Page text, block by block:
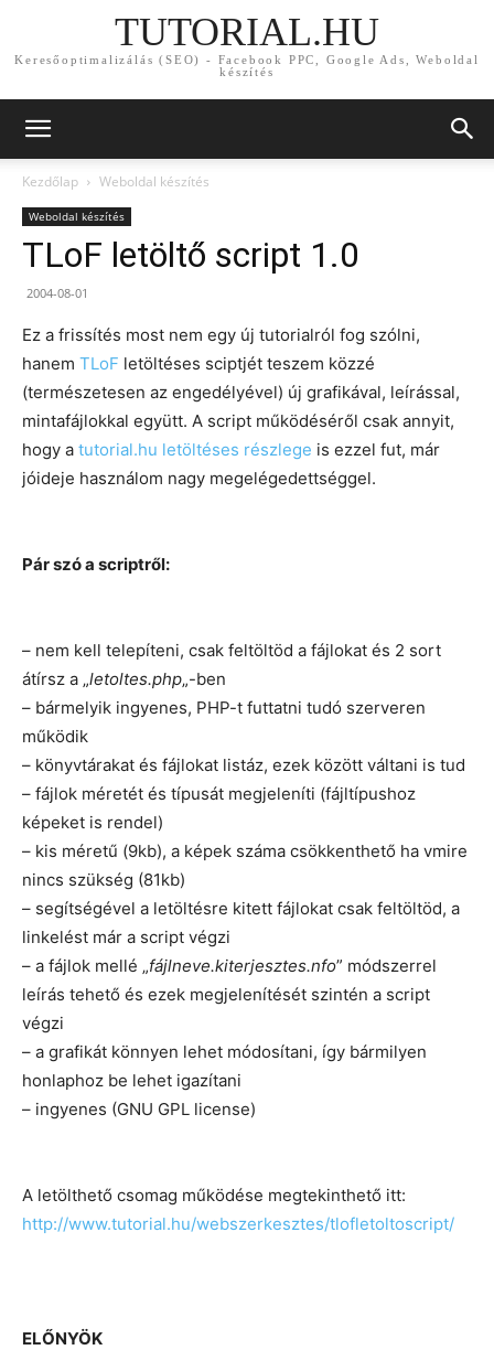
TUTORIAL.HU
Keresőoptimalizálás (SEO) - Facebook PPC, Google Ads, Weboldal
készítés
Kezdőlap Weboldal készítés
Weboldal készítés
TLoF letöltő script 1.0
2004-08-01
Ez a frissítés most nem egy új tutorialról fog szólni,
hanem TLoF letöltéses sciptjét teszem közzé
(természetesen az engedélyével) új grafikával, leírással,
mintafájlokkal együtt. A script működéséről csak annyit,
hogy a tutorial.hu letöltéses részlege is ezzel fut, már
jóideje használom nagy megelégedettséggel.
Pár szó a scriptről:
– nem kell telepíteni, csak feltöltöd a fájlokat és 2 sort
átírsz a „letoltes.php„-ben
– bármelyik ingyenes, PHP-t futtatni tudó szerveren
működik
– könyvtárakat és fájlokat listáz, ezek között váltani is tud
– fájlok méretét és típusát megjeleníti (fájltípushoz
képeket is rendel)
– kis méretű (9kb), a képek száma csökkenthető ha vmire
nincs szükség (81kb)
– segítségével a letöltésre kitett fájlokat csak feltöltöd, a
linkelést már a script végzi
– a fájlok mellé „fájlneve.kiterjesztes.nfo” módszerrel
leírás tehető és ezek megjelenítését szintén a script
végzi
– a grafikát könnyen lehet módosítani, így bármilyen
honlaphoz be lehet igazítani
– ingyenes (GNU GPL license)
A letölthető csomag működése megtekinthető itt:
http://www.tutorial.hu/webszerkesztes/tlofletoltoscript/
ELŐNYÖK